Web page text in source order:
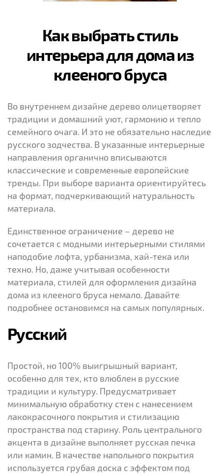
Как выбрать стиль
интерьера для дома из
клееного бруса
Во внутреннем дизайне дерево олицетворяет
традиции и домашний уют, гармонию и тепло
семейного очага. И это не обязательно наследие
русского зодчества. В указанные интерьерные
направления органично вписываются
классические и современные европейские
тренды. При выборе варианта ориентируйтесь
на формат, подчеркивающий натуральность
материала.
Единственное ограничение – дерево не
сочетается с модными интерьерными стилями
наподобие лофта, урбанизма, хай-тека или
техно. Но, даже учитывая особенности
материала, стилей для оформления дизайна
дома из клееного бруса немало. Давайте
подробнее остановимся на самых популярных.
Русский
Простой, но 100% выигрышный вариант,
особенно для тех, кто влюблен в русские
традиции и культуру. Предусматривает
минимальную обработку стен с нанесением
лакокрасочного покрытия и стилизацию
пространства под старину. Роль центрального
акцента в дизайне выполняет русская печка
или камин. В качестве напольного покрытия
используется грубая доска с эффектом под